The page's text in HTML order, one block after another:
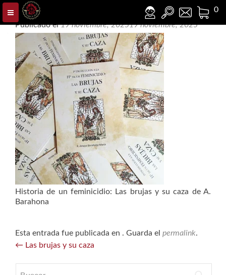
0
CAZA+BRUJAS+FOTOS+PORTADAS
Publicado el19 noviembre, 202519 noviembre, 2025
Historia de un feminicidio: Las brujas y su caza de A.
Barahona
Esta entrada fue publicada en . Guarda el permalink.
Navegación
entradas
← Las brujas y su caza